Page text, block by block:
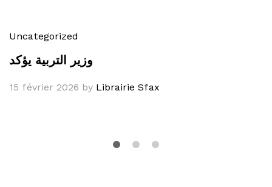
Uncategorized
وزير التربية يؤكد
15 février 2026 by Librairie Sfax